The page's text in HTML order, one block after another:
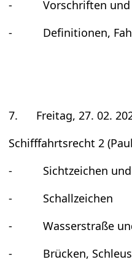
- Vor­schrif­ten und
- Defi­ni­tio­nen,
7. Frei­tag, 27. 02.
Schiff­fahrts­recht 2
- Sicht­zei­chen und
- Schall­zei­chen
- Was­ser­straße und
- Brü­cken,